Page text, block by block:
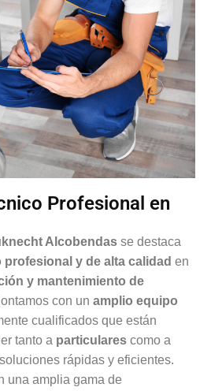
Profesional en
Alcobendas se destaca
profesional y de alta calidad en
y mantenimiento de
con un amplio equipo
cualificados que están
tanto a particulares como a
rápidas y eficientes.
una amplia gama de